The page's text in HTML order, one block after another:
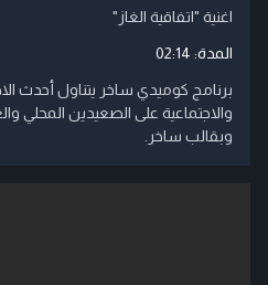
اغنية "اتفاقية الغاز"
المدة: 02:14
برنامج كوميدي ساخر يتناول أحدث
والاجتماعية على الصعيدين المحلي
وبقالب ساخر.